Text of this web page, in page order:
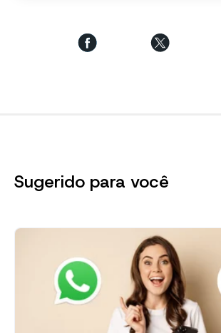
Sugerido para você